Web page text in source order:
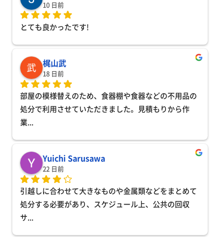
10 日前
とても良かったです!
梶山武
18 日前
部屋の模様替えのため、食器棚や食器などの不用品の
処分で利用させていただきました。見積もりから作
業...
Yuichi Sarusawa
22 日前
引越しに合わせて大きなものや金属類などをまとめて
処分する必要があり、スケジュール上、公共の回収
サ...